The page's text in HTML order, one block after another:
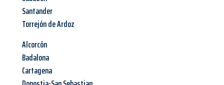
Santander
Torrejón de Ardoz
Alcorcón
Badalona
Cartagena